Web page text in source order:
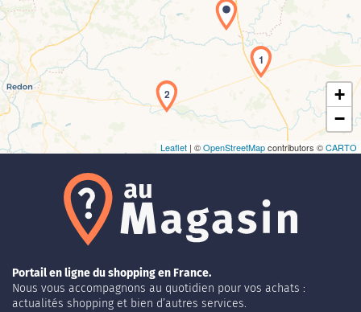
Chargement de la carte en cours...
1
2
+
−
Leaflet | ©OpenStreetMapcontributors ©CARTO
Portail en ligne du shopping en France.
Nous vous accompagnons au quotidien pour vos achats :
actualités shopping et bien d’autres services.